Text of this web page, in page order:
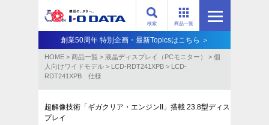
商品一覧
検索
創業50周年 特別企画・最新Topicsはこちら ＞
HOME > 商品一覧 > 液晶ディスプレイ（PCモニター） > 個
人向けワイドモデル > LCD-RDT241XPB > LCD-
RDT241XPB 仕様
超解像技術「ギガクリア・エンジンII」搭載 23.8型ディス
プレイ